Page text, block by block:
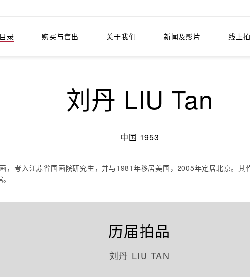
目录 购买与售出 关于我们 新闻及影片 线上
刘丹 LIU Tan
中国 1953
，考入江苏省国画院研究生，并与1981年移居美国，2005年定居北京。
历届拍品
刘丹 LIU TAN